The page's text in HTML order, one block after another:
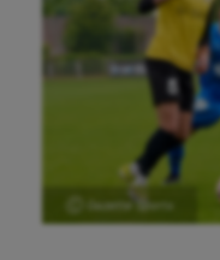
Ⓒ Gazette Sports